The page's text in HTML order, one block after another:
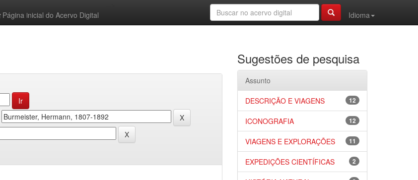
Página inicial do Acervo Digital
Idioma
Sugestões de pesquisa
Assunto
12
DESCRIÇÃO E VIAGENS
12
ICONOGRAFIA
11
VIAGENS E EXPLORAÇÕES
2
EXPEDIÇÕES CIENTÍFICAS